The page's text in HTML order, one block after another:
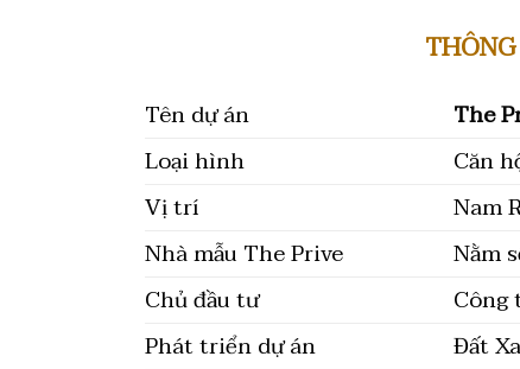
Tên dự án
The
Loại hình
Căn
Vị trí
Nam
Nhà mẫu The Prive
Nằm
Chủ đầu tư
Công
Phát triển dự án
Đất